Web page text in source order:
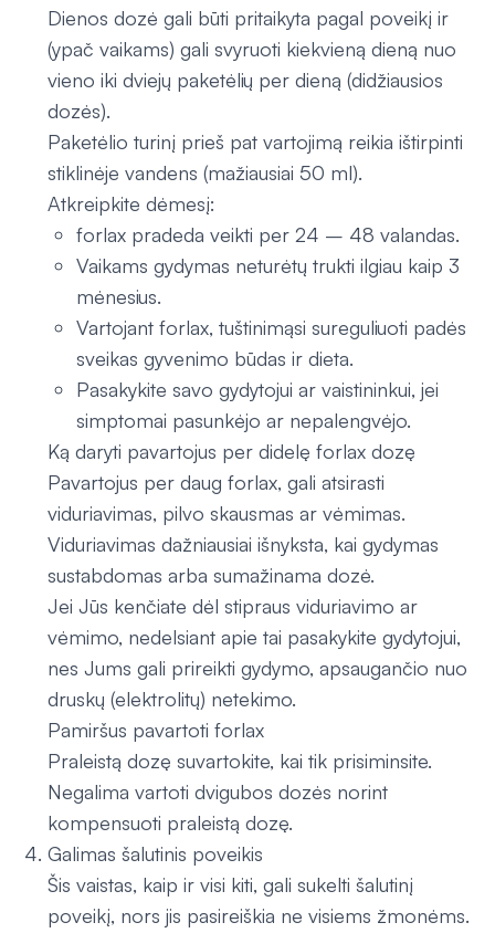
Dienos dozė gali būti pritaikyta pagal poveikį ir
(ypač vaikams) gali svyruoti kiekvieną dieną nuo
vieno iki dviejų paketėlių per dieną (didžiausios
dozės).
Paketėlio turinį prieš pat vartojimą reikia ištirpinti
stiklinėje vandens (mažiausiai 50 ml).
Atkreipkite dėmesį:
forlax pradeda veikti per 24 – 48 valandas.
Vaikams gydymas neturėtų trukti ilgiau kaip 3
mėnesius.
Vartojant forlax, tuštinimąsi sureguliuoti padės
sveikas gyvenimo būdas ir dieta.
Pasakykite savo gydytojui ar vaistininkui, jei
simptomai pasunkėjo ar nepalengvėjo.
Ką daryti pavartojus per didelę forlax dozę
Pavartojus per daug forlax, gali atsirasti
viduriavimas, pilvo skausmas ar vėmimas.
Viduriavimas dažniausiai išnyksta, kai gydymas
sustabdomas arba sumažinama dozė.
Jei Jūs kenčiate dėl stipraus viduriavimo ar
vėmimo, nedelsiant apie tai pasakykite gydytojui,
nes Jums gali prireikti gydymo, apsaugančio nuo
druskų (elektrolitų) netekimo.
Pamiršus pavartoti forlax
Praleistą dozę suvartokite, kai tik prisiminsite.
Negalima vartoti dvigubos dozės norint
kompensuoti praleistą dozę.
Galimas šalutinis poveikis
Šis vaistas, kaip ir visi kiti, gali sukelti šalutinį
poveikį, nors jis pasireiškia ne visiems žmonėms.